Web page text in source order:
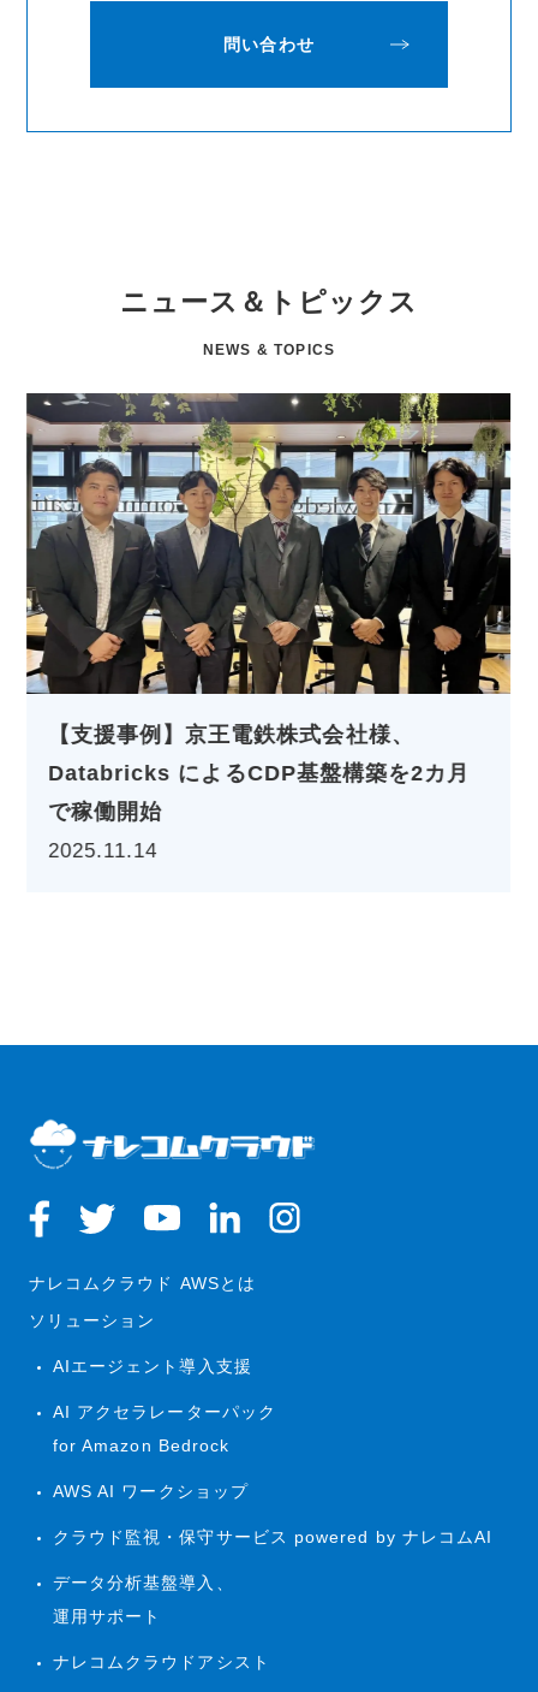
問い合わせ
ニュース＆トピックス
NEWS & TOPICS
【11月28日(金)】Databricks Data + AI
World Tour Tokyo 2025 に出展いたしま
す
2025.10.10
ナレコムクラウド AWSとは
ソリューション
AIエージェント導入支援
AI アクセラレーターパック
for Amazon Bedrock
AWS AI ワークショップ
クラウド監視・保守サービス powered by ナレコムAI
データ分析基盤導入、
運用サポート
ナレコムクラウドアシスト